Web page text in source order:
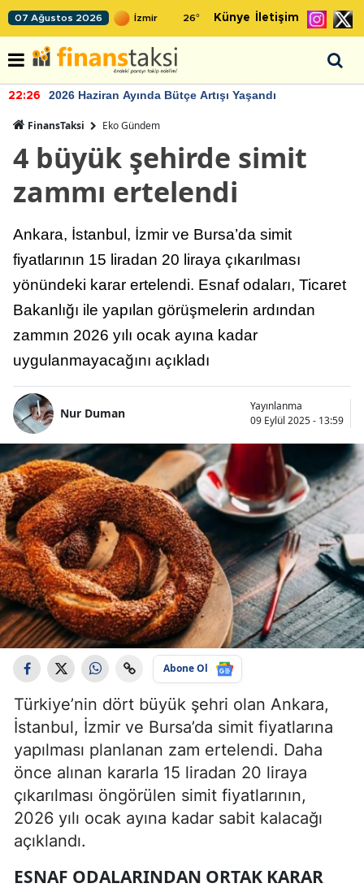
07 Ağustos 2026 26° Künye İletişim
22:26 2026 Haziran Ayında Bütçe Artışı Yaşandı
FinansTaksi Eko Gündem
4 büyük şehirde simit
zammı ertelendi
Ankara, İstanbul, İzmir ve Bursa’da simit
fiyatlarının 15 liradan 20 liraya çıkarılması
yönündeki karar ertelendi. Esnaf odaları, Ticaret
Bakanlığı ile yapılan görüşmelerin ardından
zammın 2026 yılı ocak ayına kadar
uygulanmayacağını açıkladı
Nur Duman
Yayınlanma
09 Eylül 2025 - 13:59
Abone Ol
Türkiye’nin dört büyük şehri olan Ankara,
İstanbul, İzmir ve Bursa’da simit fiyatlarına
yapılması planlanan zam ertelendi. Daha
önce alınan kararla 15 liradan 20 liraya
çıkarılması öngörülen simit fiyatlarının,
2026 yılı ocak ayına kadar sabit kalacağı
açıklandı.
ESNAF ODALARINDAN ORTAK KARAR